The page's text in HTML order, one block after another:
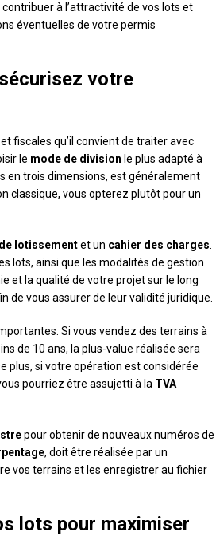
à l’attractivité de vos lots et
éventuelles de votre permis
votre
fiscales qu’il convient de traiter avec
le mode de division le plus adapté à
en trois dimensions, est généralement
classique, vous opterez plutôt pour un
lotissementet un cahier des charges
lots, ainsi que les modalités de gestion
et la qualité de votre projet sur le long
de vous assurer de leur validité juridique.
Si vous vendez des terrains à
de 10 ans, la plus-value réalisée sera
plus, si votre opération est considérée
pourriez être assujetti à la TVA
pour obtenir de nouveaux numéros de
, doit être réalisée par un
vos terrains et les enregistrer au fichier
lots pour maximiser